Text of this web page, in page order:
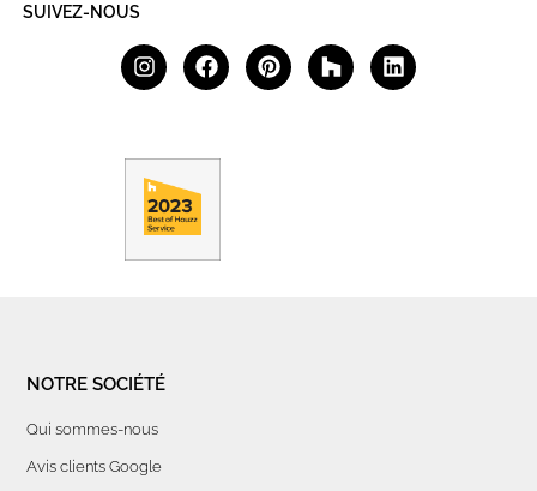
SUIVEZ-NOUS
NOTRE SOCIÉTÉ
Qui sommes-nous
Avis clients Google